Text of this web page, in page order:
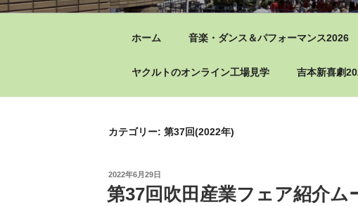
キ
ホーム 音楽・ダンス＆パフォーマンス2026
ヤクルトのオンライン工場見学 吉本新喜劇
カテゴリー: 第37回(2022年)
投
稿
日:
2022年6月29日
第37回吹田産業フェア紹介ム